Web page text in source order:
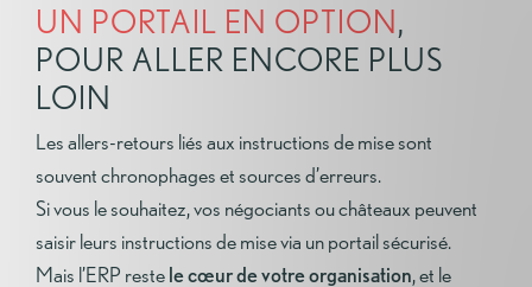
UN PORTAIL EN OPTION,
POUR ALLER ENCORE PLUS
LOIN
Les allers-retours liés aux instructions de mise sont
souvent chronophages et sources d’erreurs.
Si vous le souhaitez, vos négociants ou châteaux peuvent
saisir leurs instructions de mise via un portail sécurisé.
Mais l’ERP restele cœur de votre organisation, et le